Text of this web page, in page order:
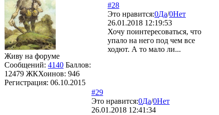
Живу на форуме
Сообщений: 4140 Баллов:
12479 ЖКХоинов: 946
Регистрация: 06.10.2015
#28
Это нравится:0Да/0Нет
26.01.2018 12:19:53
Хочу поинтересоваться, что
упало на него под чем все
ходют. А то мало ли...
#29
Это нравится:0Да/0Нет
26.01.2018 12:41:34